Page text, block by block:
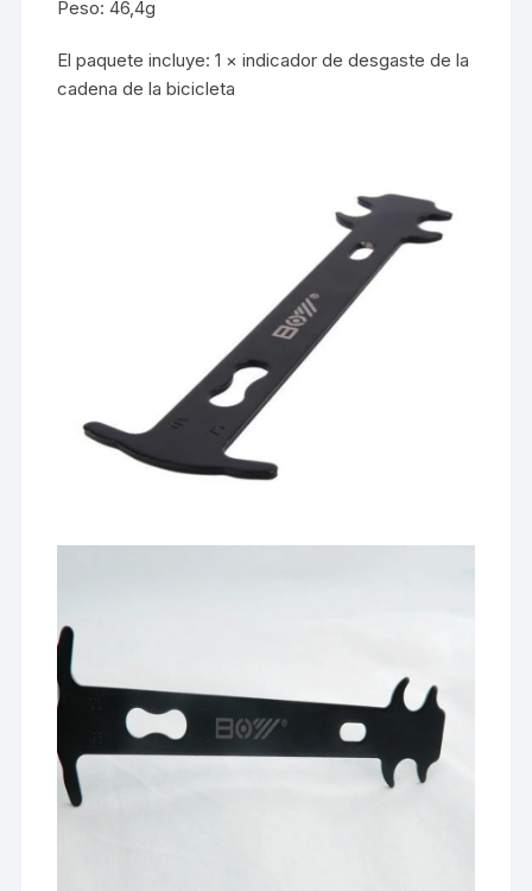
Peso: 46,4g
El paquete incluye: 1 × indicador de desgaste de la
cadena de la bicicleta